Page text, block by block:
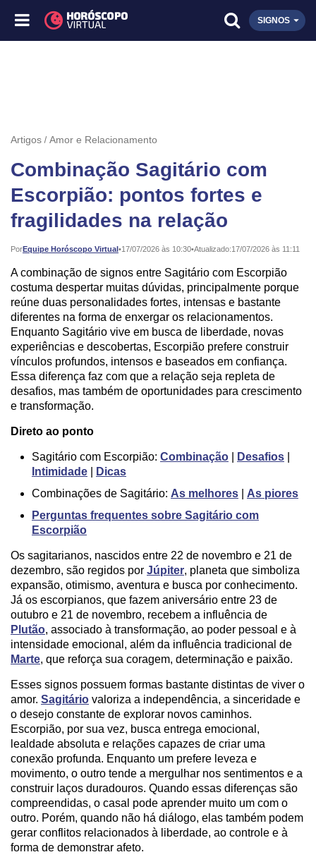
SIGNOS
Artigos Amor e Relacionamento
Combinação Sagitário com
Escorpião: pontos fortes e
fragilidades na relação
PorEquipe Horóscopo Virtual•
Publicado: 17/07/2026 às 10:30•Atualizado:17/07/2026 às 11:11
A combinação de signos entre Sagitário com Escorpião
costuma despertar muitas dúvidas, principalmente porque
reúne duas personalidades fortes, intensas e bastante
diferentes na forma de enxergar os relacionamentos.
Enquanto Sagitário vive em busca de liberdade, novas
experiências e descobertas, Escorpião prefere construir
vínculos profundos, intensos e baseados em confiança.
Essa diferença faz com que a relação seja repleta de
desafios, mas também de oportunidades para crescimento
e transformação.
Direto ao ponto
Sagitário com Escorpião: Combinação Desafios
Intimidade
Dicas
Combinações de Sagitário: As melhores
As piores
Perguntas frequentes sobre Sagitário com
Escorpião
Os sagitarianos, nascidos entre 22 de novembro e 21 de
dezembro, são regidos por Júpiter, planeta que simboliza
expansão, otimismo, aventura e busca por conhecimento.
Já os escorpianos, que fazem aniversário entre 23 de
outubro e 21 de novembro, recebem a influência de
Plutão, associado à transformação, ao poder pessoal e à
intensidade emocional, além da influência tradicional de
Marte, que reforça sua coragem, determinação e paixão.
Esses signos possuem formas bastante distintas de viver o
amor. Sagitário valoriza a independência, a sinceridade e
o desejo constante de explorar novos caminhos.
Escorpião, por sua vez, busca entrega emocional,
lealdade absoluta e relações capazes de criar uma
conexão profunda. Enquanto um prefere leveza e
movimento, o outro tende a mergulhar nos sentimentos e a
construir laços duradouros. Quando essas diferenças são
compreendidas, o casal pode aprender muito um com o
outro. Porém, quando não há diálogo, elas também podem
gerar conflitos relacionados à liberdade, ao controle e à
forma de demonstrar afeto.